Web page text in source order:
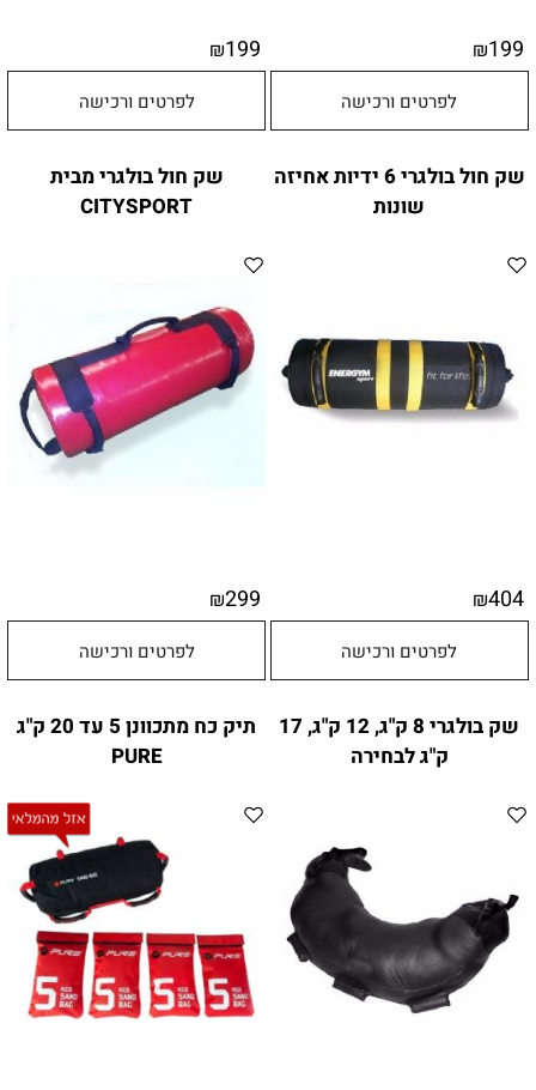
₪199
לפרטים ורכישה
₪199
לפרטים ורכישה
שק חול בולגרי 6 ידיות אחיזה
שונות
₪404
לפרטים ורכישה
שק חול בולגרי מבית
CITYSPORT
₪299
לפרטים ורכישה
שק בולגרי 8 ק"ג, 12 ק"ג, 17
ק"ג לבחירה
תיק כח מתכוונן 5 עד 20 ק"ג
PURE